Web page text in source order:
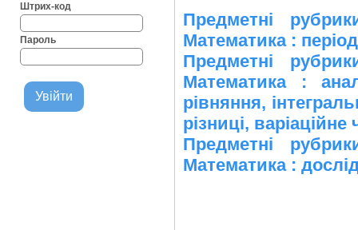
Штрих-код
Пароль
Предметні
Математика :
Предметні
Математика :
рівняння,
різниці,
Предметні
Математика :